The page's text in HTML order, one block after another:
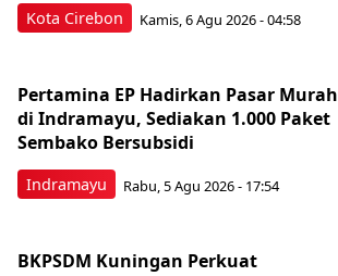
Kota Cirebon Kamis, 6 Agu 2026 - 04:58
Indramayu
Pertamina EP Hadirkan Pasar Murah
di Indramayu, Sediakan 1.000 Paket
Sembako Bersubsidi
Rabu, 5 Agu 2026 - 17:54
BKPSDM Kuningan Perkuat